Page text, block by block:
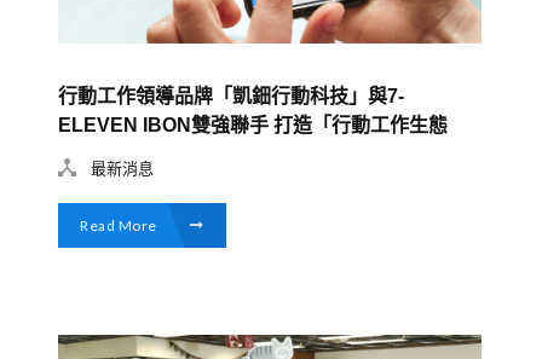
行動工作領導品牌「凱鈿行動科技」與7-
ELEVEN IBON雙強聯手 打造「行動工作生態
圈」
最新消息
Read More